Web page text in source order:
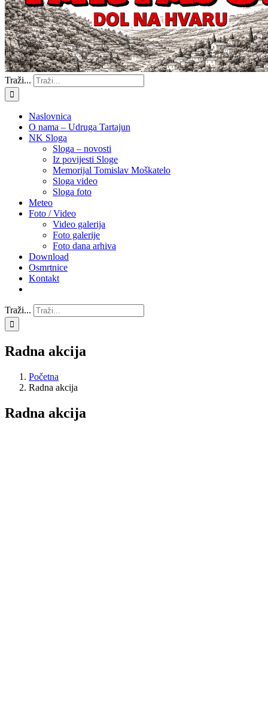
Traži...
Naslovnica
O nama – Udruga Tartajun
NK Sloga
Sloga – novosti
Iz povijesti Sloge
Memorijal Tomislav Moškatelo
Sloga video
Sloga foto
Meteo
Foto / Video
Video galerija
Foto galerije
Foto dana arhiva
Download
Osmrtnice
Kontakt
Traži...
Radna akcija
Početna
Radna akcija
Radna akcija